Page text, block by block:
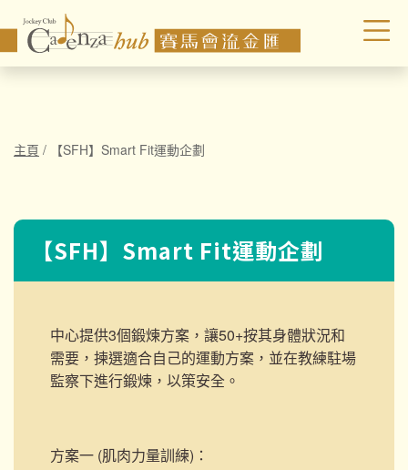
主頁 / 【SFH】Smart Fit運動企劃
【SFH】Smart Fit運動企劃
中心提供3個鍛煉方案，讓50+按其身體狀況和
需要，揀選適合自己的運動方案，並在教練駐場
監察下進行鍛煉，以策安全。
方案一 (肌肉力量訓練) ：